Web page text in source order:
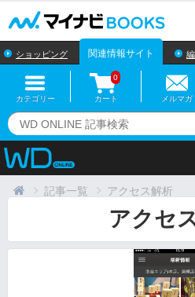
ショッピング 関連情報サイト
カテゴリー カート
0
メルマガ
記事一覧 アクセス解析
アクセ